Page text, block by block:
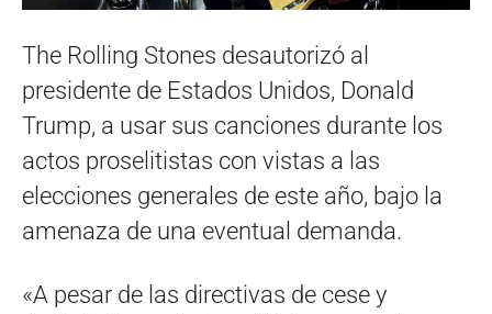
The Rolling Stones desautorizó al
presidente de Estados Unidos, Donald
Trump, a usar sus canciones durante los
actos proselitistas con vistas a las
elecciones generales de este año, bajo la
amenaza de una eventual demanda.
«A pesar de las directivas de cese y